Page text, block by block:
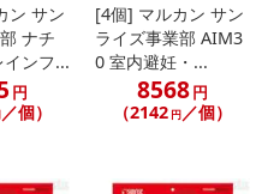
注意事項（※必ずご確認くだ
07-09 14:08:36.0での情報となります。
ン サン
ナチ
インフ...
円
／個）
[4個] マルカン サン
ライズ事業部 AIM3
0 室内避妊・...
8568円
（2142 円 ／個）